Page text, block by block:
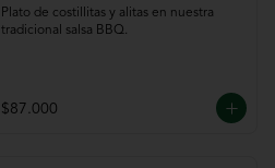
Plato de costillitas y alitas en nuestra
tradicional salsa BBQ.
$87.000